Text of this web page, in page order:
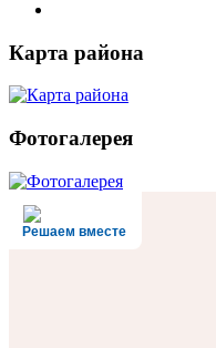
Карта района
Фотогалерея
Решаем вместе